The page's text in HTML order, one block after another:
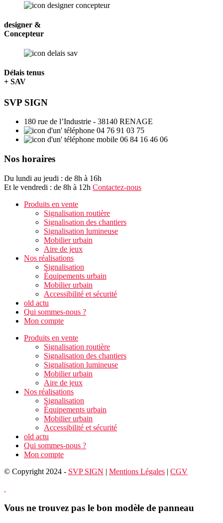
designer &
Concepteur
Délais tenus
+ SAV
SVP SIGN
180 rue de l’Industrie - 38140 RENAGE
04 76 91 03 75
06 84 16 46 06
Nos horaires
Du lundi au jeudi : de 8h à 16h
Et le vendredi : de 8h à 12h Contactez-nous
Produits en vente
Signalisation routière
Signalisation des chantiers
Signalisation lumineuse
Mobilier urbain
Aire de jeux
Nos réalisations
Signalisation
Équipements urbain
Mobilier urbain
Accessibilité et sécurité
old actu
Qui sommes-nous ?
Mon compte
Produits en vente
Signalisation routière
Signalisation des chantiers
Signalisation lumineuse
Mobilier urbain
Aire de jeux
Nos réalisations
Signalisation
Équipements urbain
Mobilier urbain
Accessibilité et sécurité
old actu
Qui sommes-nous ?
Mon compte
© Copyright 2024 - SVP SIGN | Mentions Légales | CGV
Vous ne trouvez pas le bon modèle de panneau